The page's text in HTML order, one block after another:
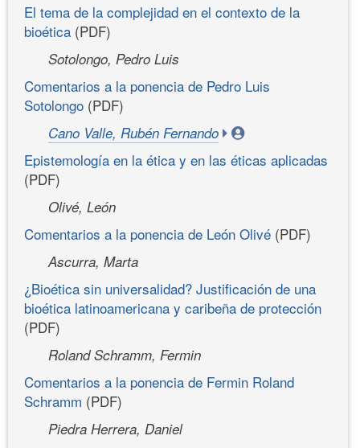
El tema de la complejidad en el contexto de la
bioética (PDF)
Sotolongo, Pedro Luis
Comentarios a la ponencia de Pedro Luis
Sotolongo (PDF)
Cano Valle, Rubén Fernando
Epistemología en la ética y en las éticas aplicadas
(PDF)
Olivé, León
Comentarios a la ponencia de León Olivé (PDF)
Ascurra, Marta
¿Bioética sin universalidad? Justificación de una
bioética latinoamericana y caribeña de protección
(PDF)
Roland Schramm, Fermin
Comentarios a la ponencia de Fermin Roland
Schramm (PDF)
Piedra Herrera, Daniel